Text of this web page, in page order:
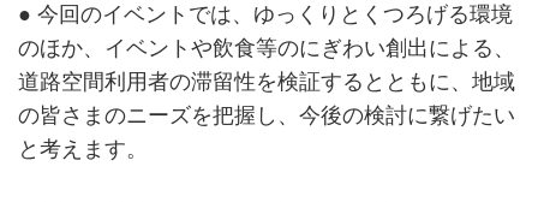
● 今回のイベントでは、ゆっくりとくつろげる環境
のほか、イベントや飲食等のにぎわい創出による、
道路空間利用者の滞留性を検証するとともに、地域
の皆さまのニーズを把握し、今後の検討に繋げたい
と考えます。